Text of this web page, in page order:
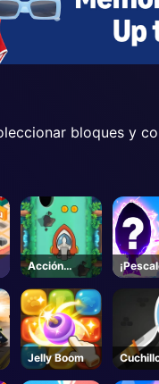
bloques y
Acción
barco
Roblox
Jelly Boom